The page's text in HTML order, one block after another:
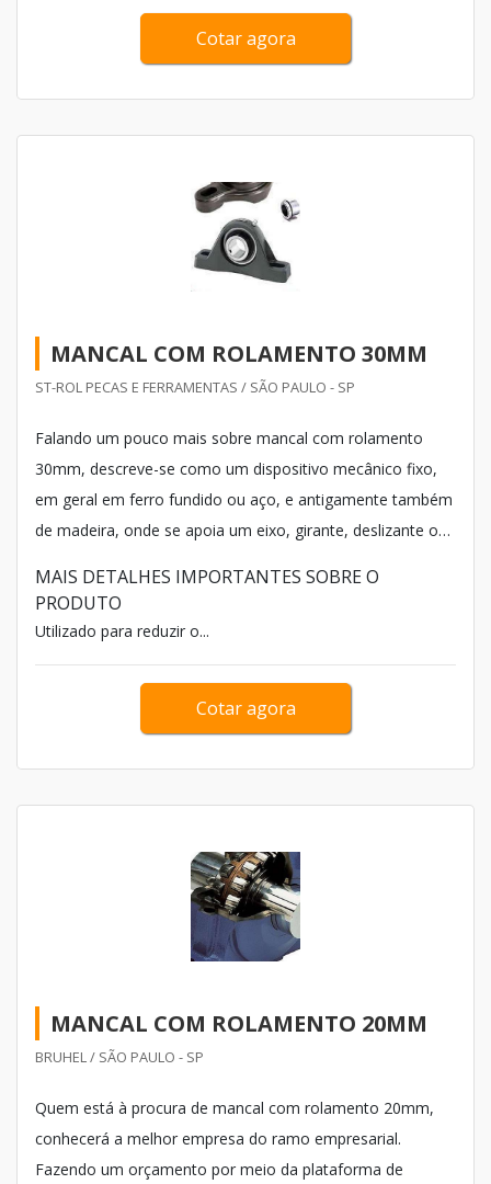
carroceria, eixo e rodas tendo a aplicabilidade em reduzir
ao máximo as vibrações dos equipamentos. Os principais
Cotar agora
MANCAL COM ROLAMENTO 30MM
ST-ROL PECAS E FERRAMENTAS / SÃO PAULO - SP
Falando um pouco mais sobre mancal com rolamento
30mm, descreve-se como um dispositivo mecânico fixo,
em geral em ferro fundido ou aço, e antigamente também
de madeira, onde se apoia um eixo, girante, deslizante ou
base e geralmente, essas estruturas são feitas de ferro ou
aço.
MAIS DETALHES IMPORTANTES SOBRE O
PRODUTO
Utilizado para reduzir o...
Cotar agora
MANCAL COM ROLAMENTO 20MM
BRUHEL / SÃO PAULO - SP
Quem está à procura de mancal com rolamento 20mm,
conhecerá a melhor empresa do ramo empresarial.
Fazendo um orçamento por meio da plataforma de